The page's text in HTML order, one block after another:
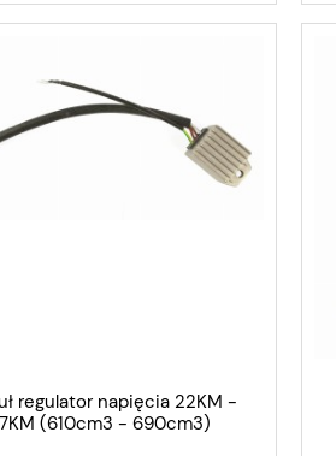
regulator napięcia 22KM -
(610cm3 - 690cm3)